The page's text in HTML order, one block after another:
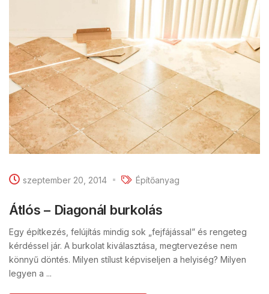
szeptember 20, 2014 Építőanyag
Átlós – Diagonál burkolás
Egy építkezés, felújítás mindig sok „fejfájással” és rengeteg
kérdéssel jár. A burkolat kiválasztása, megtervezése nem
könnyű döntés. Milyen stílust képviseljen a helyiség? Milyen
legyen a ...